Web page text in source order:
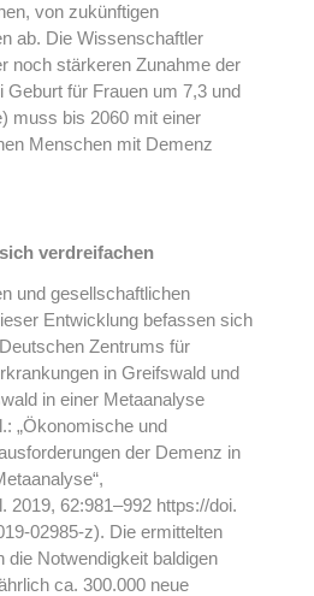
von zukünftigen
ab. Die Wissenschaftler
noch stärkeren Zunahme der
Geburt für Frauen um 7,3 und
muss bis 2060 mit einer
Menschen mit Demenz
verdreifachen
und gesellschaftlichen
Entwicklung befassen sich
Zentrums für
in Greifswald und
in einer Metaanalyse
„Ökonomische und
der Demenz in
2019, 62:981–992 https://doi.
02985-z). Die ermittelten
die Notwendigkeit baldigen
ca. 300.000 neue